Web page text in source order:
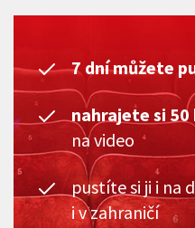
7 dní můžete
nahrajete si 50
na video
pustíte si ji i na
i v zahraničí